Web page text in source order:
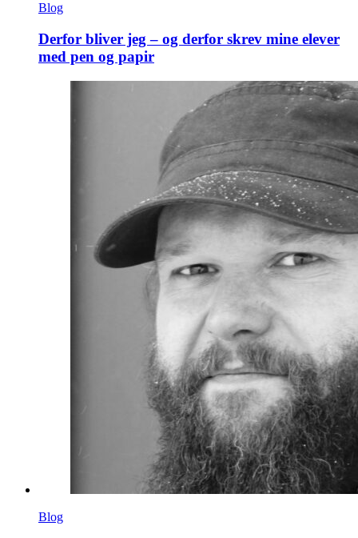
Blog
Derfor bliver jeg – og derfor skrev mine elever
med pen og papir
Blog